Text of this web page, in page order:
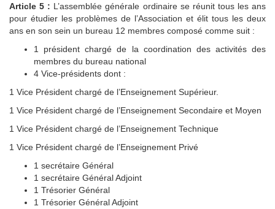
Article 5 : L’assemblée générale ordinaire se réunit tous les ans
pour étudier les problèmes de l’Association et élit tous les deux
ans en son sein un bureau 12 membres composé comme suit :
1 président chargé de la coordination des activités des
membres du bureau national
4 Vice-présidents dont :
1 Vice Président chargé de l’Enseignement Supérieur.
1 Vice Président chargé de l’Enseignement Secondaire et Moyen
1 Vice Président chargé de l’Enseignement Technique
1 Vice Président chargé de l’Enseignement Privé
1 secrétaire Général
1 secrétaire Général Adjoint
1 Trésorier Général
1 Trésorier Général Adjoint